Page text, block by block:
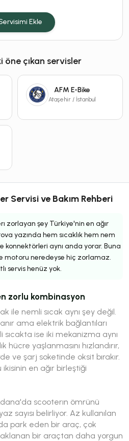
Ekle
çıkan servisler
AFM E-Bike
Ataşehir / İstanbul
Servisi ve Bakım Rehberi
zorlayan şey Türkiye'nin en ağır
yazında hem sıcaklık hem nem
konnektörleri aynı anda yorar. Buna
motoru neredeyse hiç zorlamaz.
servis henüz yok.
zorlu kombinasyon
ile nemli sıcak aynı şey değil.
ama elektrik bağlantıları
ise iki mekanizma aynı
hücre yaşlanmasını hızlandırır,
ve şarj soketinde oksit bırakır.
en ağır birleştiği
scooterın ömrünü
sayısı belirliyor. Az kullanılan
park eden bir araç, çok
bir araçtan daha yorgun